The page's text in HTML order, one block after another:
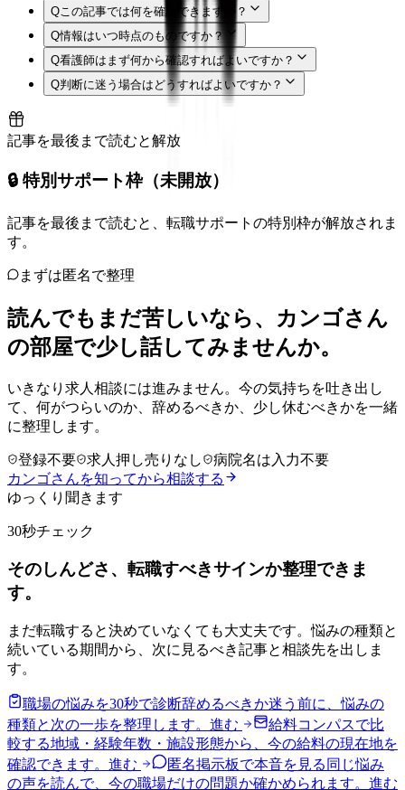
Qこの記事では何を確認できますか？
Q情報はいつ時点のものですか？
Q看護師はまず何から確認すればよいですか？
Q判断に迷う場合はどうすればよいですか？
記事を最後まで読むと解放
🔒 特別サポート枠（未開放）
記事を最後まで読むと、転職サポートの特別枠が解放されま
す。
まずは匿名で整理
読んでもまだ苦しいなら、カンゴさん
の部屋で少し話してみませんか。
いきなり求人相談には進みません。今の気持ちを吐き出し
て、何がつらいのか、辞めるべきか、少し休むべきかを一緒
に整理します。
登録不要 求人押し売りなし
病院名は入力不要
カンゴさんを知ってから相談する
ゆっくり聞きます
30秒チェック
そのしんどさ、転職すべきサインか整理できま
す。
まだ転職すると決めていなくても大丈夫です。悩みの種類と
続いている期間から、次に見るべき記事と相談先を出しま
す。
職場の悩みを30秒で診断辞めるべきか迷う前に、悩みの
種類と次の一歩を整理します。 進む
給料コンパスで比
較する地域・経験年数・施設形態から、今の給料の現在地を
確認できます。 進む 匿名掲示板で本音を見る 同じ悩み
の声を読んで、今の職場だけの問題か確かめられます。 進む